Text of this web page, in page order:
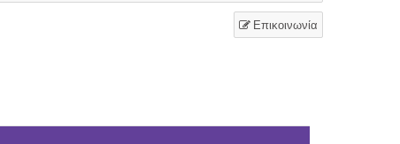
Επικοινωνία